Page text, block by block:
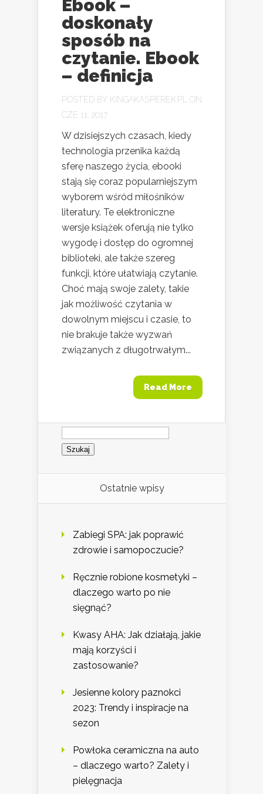
Ebook –
doskonały
sposób na
czytanie. Ebook
– definicja
POSTED BY KINGAKASPEREK.PL
ON
CZE 11, 2017
W dzisiejszych czasach, kiedy
technologia przenika każdą
sferę naszego życia, ebooki
stają się coraz popularniejszym
wyborem wśród miłośników
literatury. Te elektroniczne
wersje książek oferują nie tylko
wygodę i dostęp do ogromnej
biblioteki, ale także szereg
funkcji, które ułatwiają czytanie.
Choć mają swoje zalety, takie
jak możliwość czytania w
dowolnym miejscu i czasie, to
nie brakuje także wyzwań
związanych z długotrwałym...
Read More
Szukaj:
Ostatnie wpisy
Zabiegi SPA: jak poprawić
zdrowie i samopoczucie?
Ręcznie robione kosmetyki –
dlaczego warto po nie
sięgnąć?
Kwasy AHA: Jak działają, jakie
mają korzyści i
zastosowanie?
Jesienne kolory paznokci
2023: Trendy i inspiracje na
sezon
Powłoka ceramiczna na auto
– dlaczego warto? Zalety i
pielęgnacja